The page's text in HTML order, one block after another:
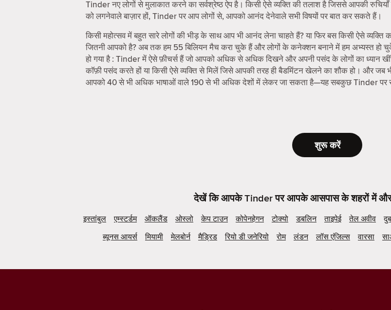
Tinder नए लोगों से मुलाकात करने का सर्वश्रेष्ठ ऐप है। किसी ऐसे व्यक्ति की तलाश है जिससे आपकी रुचियाँ
को लगनेवाले बाज़ार हों, Tinder पर आप लोगों से, आपको आनंद देनेवाले सभी विषयों पर बात कर सकते हैं।
किसी महोत्सव में बहुत सारे लोगों की भीड़ के साथ आप भी आनंद लेना चाहते हैं? या फिर बस किसी ऐसे व्यक्ति
जितनी आपको है? अब तक हम 55 बिलियन मैच करा चुके हैं और लोगों के कनेक्शन बनाने में हम अभ्यस्त हो
हो गया है : Tinder में ऐसे फ़ीचर्स हैं जो आपको अधिक से अधिक दिखने और अपनी पसंद के लोगों का ध्यान
कॉफ़ी पसंद करते हों या किसी ऐसे व्यक्ति से मिलें जिसे आपकी तरह ही बैडमिंटन खेलने का शौक हो। और जब भी
आपको 40 से भी अधिक भाषाओं वाले 190 से भी अधिक देशों में लेकर जा सकता है—यह सबकुछ Tinder पर
शुरू करें
देखें कि आपके Tinder पर आपके आसपास के शहरों में और
इस्तांबुल एम्स्टर्डम ऑकलैंड ओस्लो केप टाउन कोपेनहेगन टोक्यो डबलिन ताइपेई तेल अवीव
ब्यूनस आयर्स
मियामी मेलबोर्न मैड्रिड रियो डी जनेरियो रोम लंडन लॉस एंजिल्स वारसा